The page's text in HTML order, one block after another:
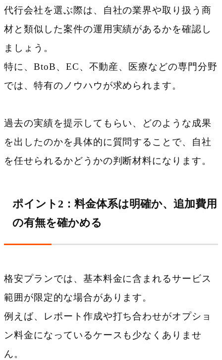
代行会社を選ぶ際は、自社の業界や取り扱う商
材と類似した案件の運用実績があるかを確認し
ましょう。
特に、BtoB、EC、不動産、医療などの専門分野
では、特有のノウハウが求められます。
過去の実績を提示してもらい、どのような成果
を出したのかを具体的に質問することで、自社
を任せられるかどうかの判断材料になります。
ポイント2：料金体系は明確か、追加費用
の有無を確かめる
格安プランでは、基本料金に含まれるサービス
範囲が限定的な場合があります。
例えば、レポート作成や打ち合わせがオプショ
ン料金になっているケースも少なくありませ
ん。